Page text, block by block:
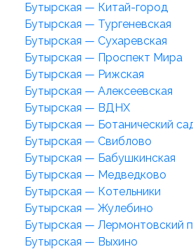
Бутырская — Китай-город
Бутырская — Тургеневская
Бутырская — Сухаревская
Бутырская — Проспект Мира
Бутырская — Рижская
Бутырская — Алексеевская
Бутырская — ВДНХ
Бутырская — Ботанический
Бутырская — Свиблово
Бутырская — Бабушкинская
Бутырская — Медведково
Бутырская — Котельники
Бутырская — Жулебино
Бутырская — Лермонтовский
Бутырская — Выхино